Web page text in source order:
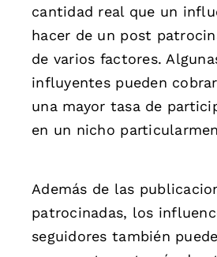
cantidad real que un
hacer de un post
de varios factores.
influyentes pueden
una mayor tasa de
en un nicho
Además de las
patrocinadas, los
seguidores también